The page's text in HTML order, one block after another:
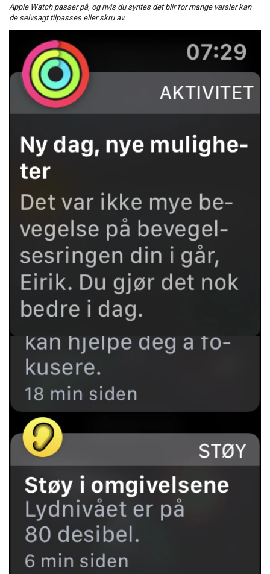
Apple Watch passer på, og hvis du syntes det blir for mange varsler kan
de selvsagt tilpasses eller skru av.